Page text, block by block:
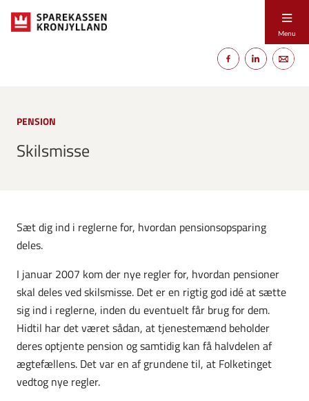
Menu
PENSION
Skilsmisse
Sæt dig ind i reglerne for, hvordan pensionsopsparing
deles.
I januar 2007 kom der nye regler for, hvordan pensioner
skal deles ved skilsmisse. Det er en rigtig god idé at sætte
sig ind i reglerne, inden du eventuelt får brug for dem.
Hidtil har det været sådan, at tjenestemænd beholder
deres optjente pension og samtidig kan få halvdelen af
ægtefællens. Det var en af grundene til, at Folketinget
vedtog nye regler.